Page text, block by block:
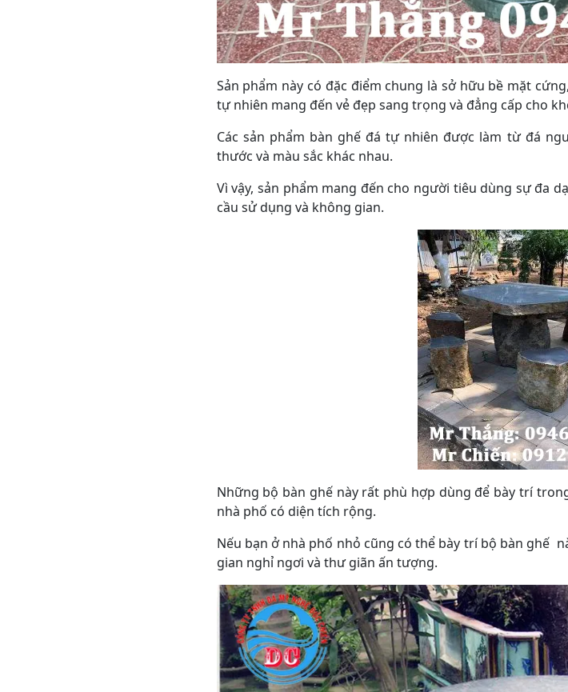
Sản phẩm này có đặc điểm chung là sở hữu bề mặt
tự nhiên mang đến vẻ đẹp sang trọng và đẳng cấp cho
Các sản phẩm bàn ghế đá tự nhiên được làm từ đá
thước và màu sắc khác nhau.
Vì vậy, sản phẩm mang đến cho người tiêu dùng sự đa
cầu sử dụng và không gian.
Những bộ bàn ghế này rất phù hợp dùng để bày trí
nhà phố có diện tích rộng.
Nếu bạn ở nhà phố nhỏ cũng có thể bày trí bộ bàn ghế
gian nghỉ ngơi và thư giãn ấn tượng.